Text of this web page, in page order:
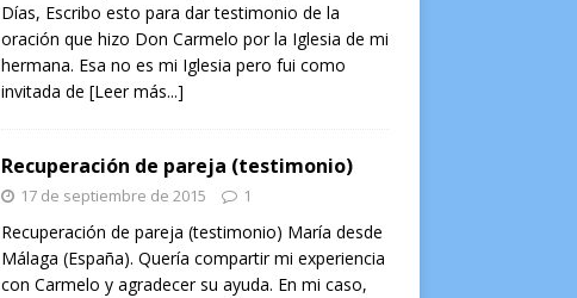
Días, Escribo esto para dar testimonio de la
oración que hizo Don Carmelo por la Iglesia de mi
hermana. Esa no es mi Iglesia pero fui como
invitada de [Leer más...]
Recuperación de pareja (testimonio)
17 de septiembre de 2015 1
Recuperación de pareja (testimonio) María desde
Málaga (España). Quería compartir mi experiencia
con Carmelo y agradecer su ayuda. En mi caso,